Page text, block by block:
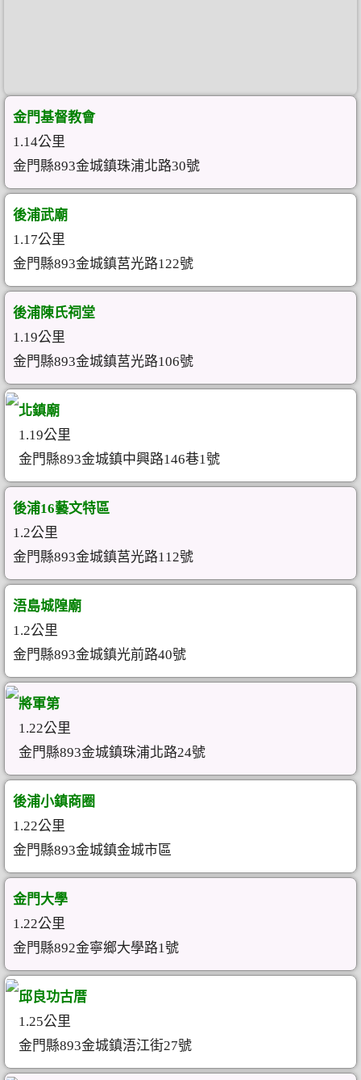
金門基督教會
1.14公里
金門縣893金城鎮珠浦北路30號
後浦武廟
1.17公里
金門縣893金城鎮莒光路122號
後浦陳氏祠堂
1.19公里
金門縣893金城鎮莒光路106號
北鎮廟
1.19公里
金門縣893金城鎮中興路146巷1號
後浦16藝文特區
1.2公里
金門縣893金城鎮莒光路112號
浯島城隍廟
1.2公里
金門縣893金城鎮光前路40號
將軍第
1.22公里
金門縣893金城鎮珠浦北路24號
後浦小鎮商圈
1.22公里
金門縣893金城鎮金城市區
金門大學
1.22公里
金門縣892金寧鄉大學路1號
邱良功古厝
1.25公里
金門縣893金城鎮浯江街27號